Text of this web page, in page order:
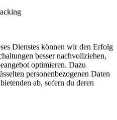
Dienstes können wir den Erfolg
besser nachvollziehen,
optimieren. Dazu
personenbezogenen Daten
ab, sofern du deren